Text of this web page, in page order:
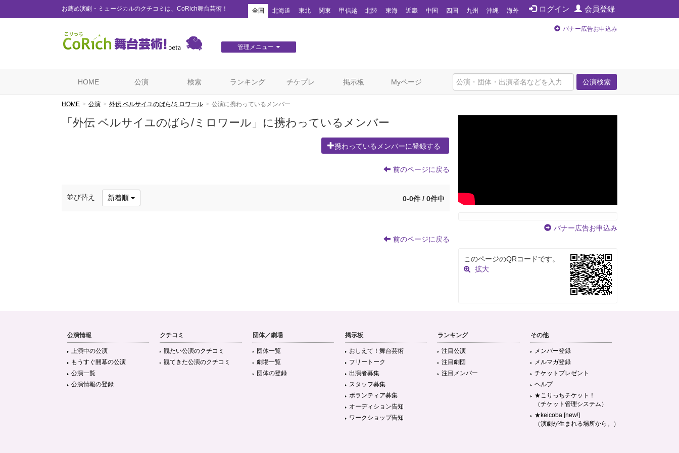
お薦め演劇・ミュージカルのクチコミは、CoRich舞台芸術！ ログイン 会員登録
全国 北海道 東北 関東 甲信越 北陸 東海 近畿 中国 四国 九州 沖縄 海外
管理メニュー
バナー広告お申込み
公演検索
HOME 公演 検索 ランキング チケプレ 掲示板 Myページ
HOME 公演 外伝 ベルサイユのばら/ミロワール 公演に携わっているメンバー
「外伝 ベルサイユのばら/ミロワール」に携わっているメンバー
携わっているメンバーに登録する
前のページに戻る
並び替え 新着順 0-0件 / 0件中
前のページに戻る
バナー広告お申込み
このページのQRコードです。
拡大
公演情報
上演中の公演
もうすぐ開幕の公演
公演一覧
公演情報の登録
クチコミ
観たい公演のクチコミ
観てきた公演のクチコミ
団体／劇場
団体一覧
劇場一覧
団体の登録
掲示板
おしえて！舞台芸術
フリートーク
出演者募集
スタッフ募集
ボランティア募集
オーディション告知
ワークショップ告知
ランキング
注目公演
注目劇団
注目メンバー
その他
メンバー登録
メルマガ登録
チケットプレゼント
ヘルプ
★こりっちチケット！
（チケット管理システム）
★keicoba [new!]
（演劇が生まれる場所から。）